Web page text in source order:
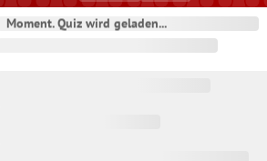
Moment. Quiz wird geladen...